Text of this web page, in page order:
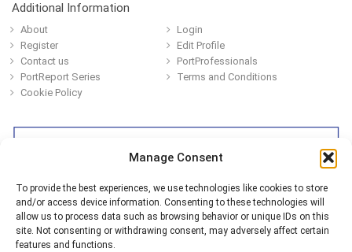
Manage Consent
To provide the best experiences, we use technologies like cookies to store
and/or access device information. Consenting to these technologies will
allow us to process data such as browsing behavior or unique IDs on this
site. Not consenting or withdrawing consent, may adversely affect certain
features and functions.
Additional Information
About
Login
Register
Edit Profile
Contact us
PortProfessionals
PortReport Series
Terms and Conditions
Cookie Policy